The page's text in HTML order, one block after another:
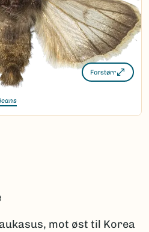
Forstørr
mot øst til Korea